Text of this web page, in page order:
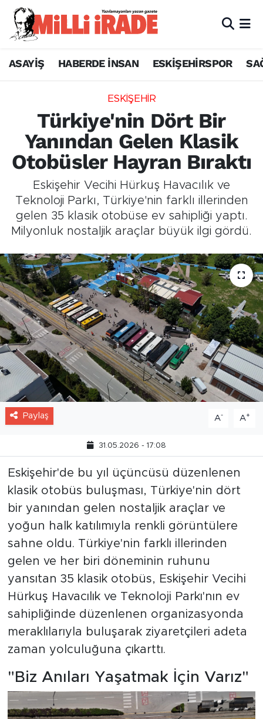
ASAYİŞ HABERDE İNSAN ESKİŞEHİRSPOR
ESKİŞEHİR
Türkiye'nin Dört Bir
Yanından Gelen Klasik
Otobüsler Hayran Bıraktı
Eskişehir Vecihi Hürkuş Havacılık ve
Teknoloji Parkı, Türkiye'nin farklı illerinden
gelen 35 klasik otobüse ev sahipliği yaptı.
Milyonluk nostaljik araçlar büyük ilgi gördü.
Paylaş A- A+
31.05.2026 - 17:08
Eskişehir'de bu yıl üçüncüsü düzenlenen
klasik otobüs buluşması, Türkiye'nin dört
bir yanından gelen nostaljik araçlar ve
yoğun halk katılımıyla renkli görüntülere
sahne oldu. Türkiye'nin farklı illerinden
gelen ve her biri döneminin ruhunu
yansıtan 35 klasik otobüs, Eskişehir Vecihi
Hürkuş Havacılık ve Teknoloji Parkı'nın ev
sahipliğinde düzenlenen organizasyonda
meraklılarıyla buluşarak ziyaretçileri adeta
zaman yolculuğuna çıkarttı.
"Biz Anıları Yaşatmak İçin Varız"